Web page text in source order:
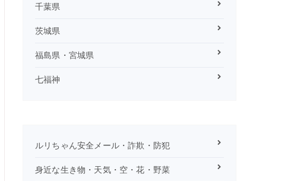
千葉県
茨城県
福島県・宮城県
七福神
ルリちゃん安全メール・詐欺・防犯
身近な生き物・天気・空・花・野菜